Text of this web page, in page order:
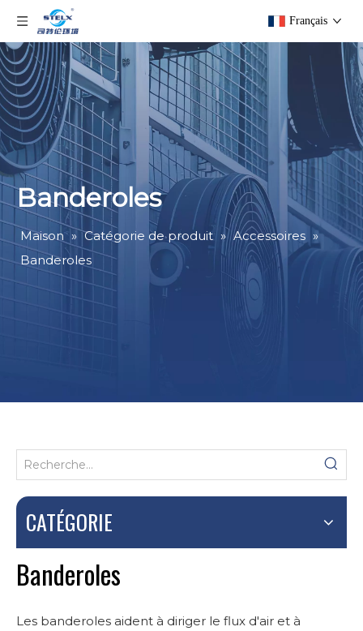
Français
Banderoles
Maison » Catégorie de produit » Accessoires »
Banderoles
CATÉGORIE
Banderoles
Les banderoles aident à diriger le flux d'air et à